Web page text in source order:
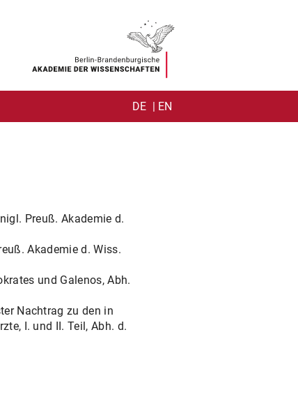
DE | EN
Preuß. Akademie d.
Akademie d. Wiss.
und Galenos, Abh.
Nachtrag zu den in
I. und II. Teil, Abh. d.